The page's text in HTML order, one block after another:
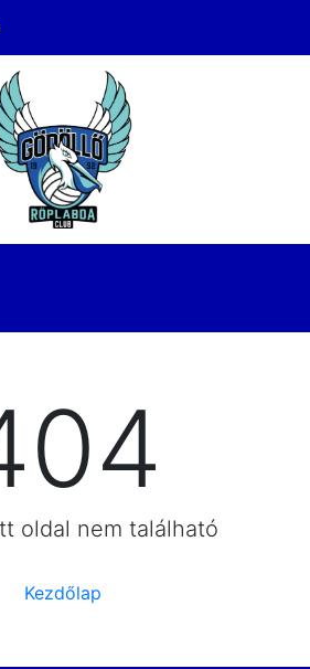
oldal nem található
Kezdőlap